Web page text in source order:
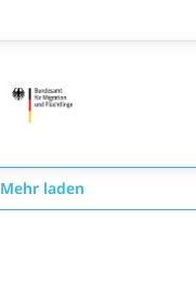
Mehr laden